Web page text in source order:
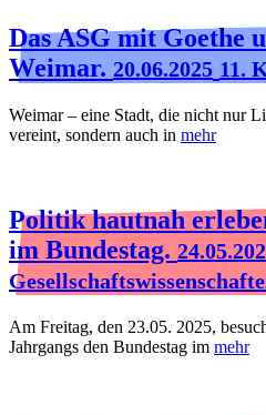
Das ASG mit Goethe
Weimar. 20.06.2025 11.
Weimar – eine Stadt, die nicht nur
vereint, sondern auch in mehr
Politik hautnah
im Bundestag.
Am Freitag, den 23.05. 2025,
Jahrgangs den Bundestag im mehr